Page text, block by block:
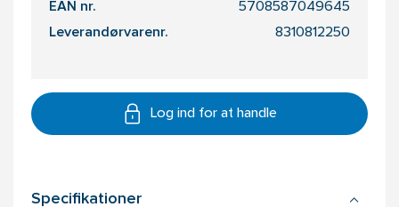
EAN nr. 5708587049645
Leverandørvarenr. 8310812250
Log ind for at handle
Specifikationer